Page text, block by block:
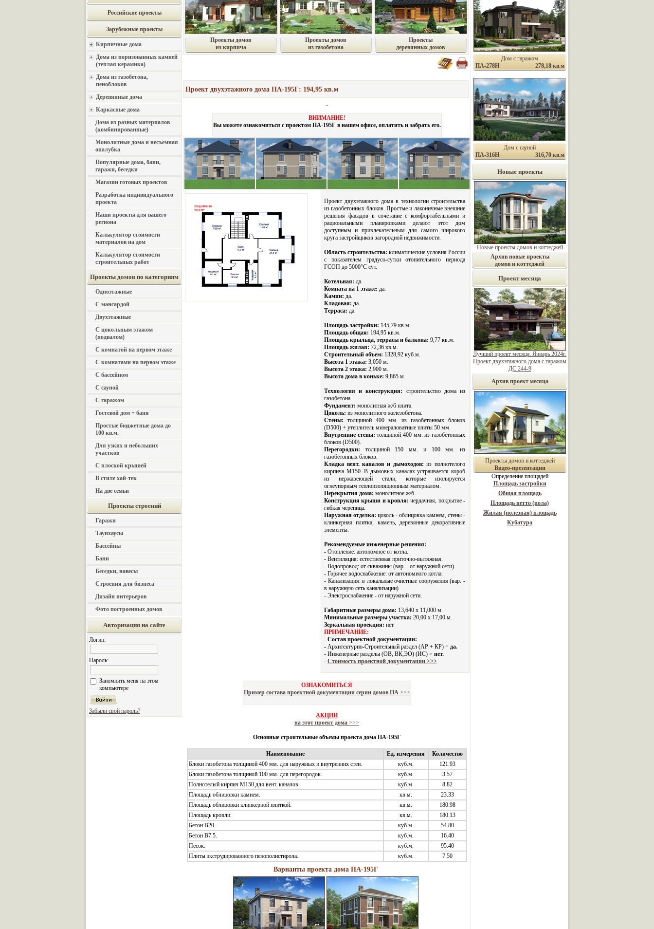
Российские проекты
Зарубежные проекты
Кирпичные дома
Дома из поризованных камней
(теплая керамика)
Дома из газобетона,
пеноблоков
Деревянные дома
Каркасные дома
Дома из разных материалов
(комбинированные)
Монолитные дома и несъемная
опалубка
Популярные дома, бани,
гаражи, беседки
Магазин готовых проектов
Разработка индивидуального
проекта
Наши проекты для вашего
региона
Калькулятор стоимости
материалов на дом
Калькулятор стоимости
строительных работ
Проекты домов по категориям
Одноэтажные
С мансардой
Двухэтажные
С цокольным этажом
(подвалом)
С комнатой на первом этаже
С комнатами на первом этаже
С бассейном
С сауной
С гаражом
Гостевой дом + баня
Простые бюджетные дома до
100 кв.м.
Для узких и небольших
участков
С плоской крышей
В стиле хай-тек
На две семьи
Проекты строений
Гаражи
Таунхаусы
Бассейны
Бани
Беседки, навесы
Строения для бизнеса
Дизайн интерьеров
Фото построенных домов
Авторизация на сайте
Логин:
Пароль:
Запомнить меня на этом
компьютере
Забыли свой пароль?
Проекты домов
из кирпича
Проекты домов
из газобетона
Проекты
деревянных домов
Проект двухэтажного дома ПА-195Г: 194,95 кв.м
ВНИМАНИЕ!
Вы можете ознакомиться с проектом ПА-195Г в нашем офисе, оплатить и забрать его.
Проект двухэтажного дома в технологии строительства
из газобетонных блоков. Простые и лаконичные внешние
решения фасадов в сочетание с комфортабельными и
рациональными планировками делают этот дом
доступным и привлекательным для самого широкого
круга застройщиков загородной недвижимости.
Область строительства: климатические условия России
с показателем градусо-сутки отопительного периода
ГСОП до 5000°С сут.
Котельная: да.
Комната на 1 этаже: да.
Камин: да.
Кладовая: да.
Терраса: да.
Площадь застройки: 145,79 кв.м.
Площадь общая: 194,95 кв.м.
Площадь крыльца, террасы и балкона: 9,77 кв.м.
Площадь жилая: 72,36 кв.м.
Строительный объем: 1328,92 куб.м.
Высота 1 этажа: 3,050 м.
Высота 2 этажа: 2,900 м.
Высота дома в коньке: 9,865 м.
Технология и конструкция:
строительство дома из
газобетона.
Фундамент: монолитная ж/б плита.
Цоколь: из монолитного железобетона.
Стены: толщиной 400 мм. из газобетонных блоков
(D500) + утеплитель минераловатные плиты 50 мм.
Внутренние стены: толщиной 400 мм. из газобетонных
блоков (D500).
Перегородки: толщиной 150 мм. и 100 мм. из
газобетонных блоков.
Кладка вент. каналов и дымоходов: из полнотелого
кирпича М150. В дымовых каналах устраивается короб
из нержавеющей стали, которые изолируется
огнеупорным теплоизоляционным материалом.
Перекрытия дома: монолитное ж/б.
Конструкция крыши и кровля: чердачная, покрытие -
гибкая черепица.
Наружная отделка: цоколь - облицовка камнем, стены -
клинкерная плитка, камень, деревянные декоративные
элементы.
Рекомендуемые инженерные решения:
- Отопление: автономное от котла.
- Вентиляция: естественная приточно-вытяжная.
- Водопровод: от скважины (вар. - от наружной сети).
- Горячее водоснабжение: от автономного котла.
- Канализация: в локальные очистные сооружения (вар. -
в наружную сеть канализации)
- Электроснабжение - от наружной сети.
Габаритные размеры дома: 13,640 х 11,000 м.
Минимальные размеры участка: 20,00 x 17,00 м.
Зеркальная проекция: нет.
ПРИМЕЧАНИЕ:
- Состав проектной документации:
- Архитектурно-Строительный раздел (АР + КР) = да.
- Инженерные разделы (ОВ, ВК,ЭО) (ИС) = нет.
- Стоимость проектной документации >>>
ОЗНАКОМИТЬСЯ
Пример состава проектной документации серии домов ПА>>>
АКЦИИ
на этот проект дома >>>
Основные строительные объемы проекта дома ПА-195Г
Наименование Ед. измерения
Количество
Блоки газобетона толщиной 400 мм. для наружных и внутренних стен.
куб.м.
121.93
Блоки газобетона толщиной 100 мм. для перегородок.
куб.м.
3.57
Полнотелый кирпич М150 для вент. каналов.
куб.м.
8.82
Площадь облицовки камнем.
кв.м.
23.33
Площадь облицовки клинкерной плиткой.
кв.м.
180.98
Площадь кровли.
кв.м.
180.13
Бетон В20.
куб.м.
54.80
Бетон В7.5.
куб.м.
16.40
Песок.
куб.м.
95.40
Плиты экструдированного пенополистирола.
куб.м. 7.50
Варианты проекта дома ПА-195Г
Дом с гаражом
ПА-278Н
278,18 кв.м
Дом с сауной
ПА-316Н
316,70 кв.м
Новые проекты
Новые проекты домов и коттеджей
Архив новые проекты
домов и коттеджей
Проект месяца
Лучший проект месяца. Январь 2024г.
Проект двухэтажного дома с гаражом
ДС 244-9
Архив проект месяца
Проекты домов и коттеджей
Видео-презентации
Определение площадей
Площадь застройки
Общая площадь
Площадь нетто (пола)
Жилая (полезная) площадь
Кубатура